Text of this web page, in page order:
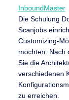
InboundMaster
Die Schulung
Scanjobs
Customizing-
möchten. Nach
Sie die
verschiedenen
zu erreichen.